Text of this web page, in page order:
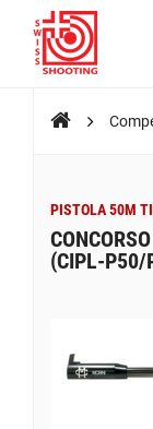
PISTOLA 50M
(CIPL-P50/